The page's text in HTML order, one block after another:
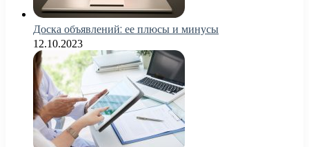
Доска объявлений: ее плюсы и минусы
12.10.2023